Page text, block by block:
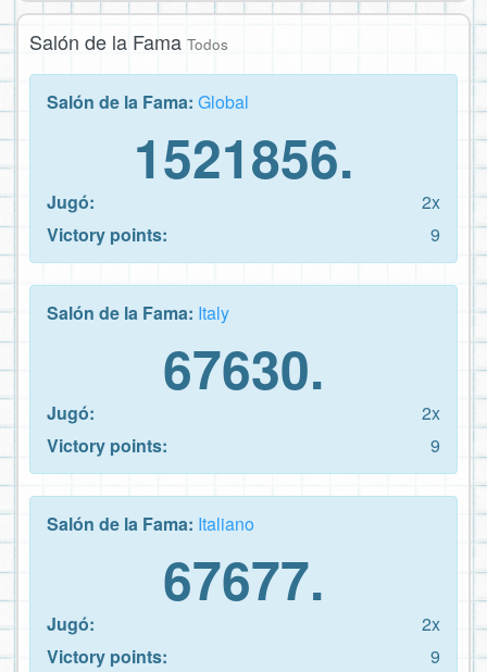
Salón de la Fama Todos
Salón de la Fama: Global
1521856.
Jugó:
2x
Victory points:
9
Salón de la Fama: Italy
67630.
Jugó:
2x
Victory points:
9
Salón de la Fama: Italiano
67677.
Jugó:
2x
Victory points:
9